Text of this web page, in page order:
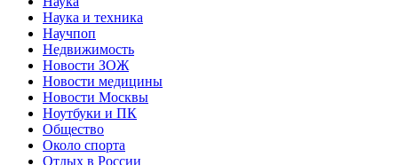
Наука и техника
Научпоп
Недвижимость
Новости ЗОЖ
Новости медицины
Новости Москвы
Ноутбуки и ПК
Общество
Около спорта
Отдых в России